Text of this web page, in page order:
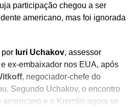
participação chegou a ser
americano, mas foi ignorada
por Iuri Uchakov, assessor
ex-embaixador nos EUA, após
, negociador-chefe do
Segundo Uchakov, o encontro
e o Kremlin agora se